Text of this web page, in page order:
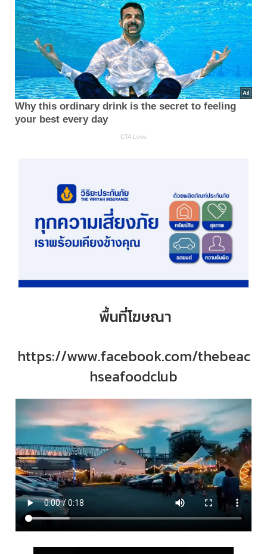
พื้นที่โฆษณา
https://www.facebook.com/thebeac
hseafoodclub